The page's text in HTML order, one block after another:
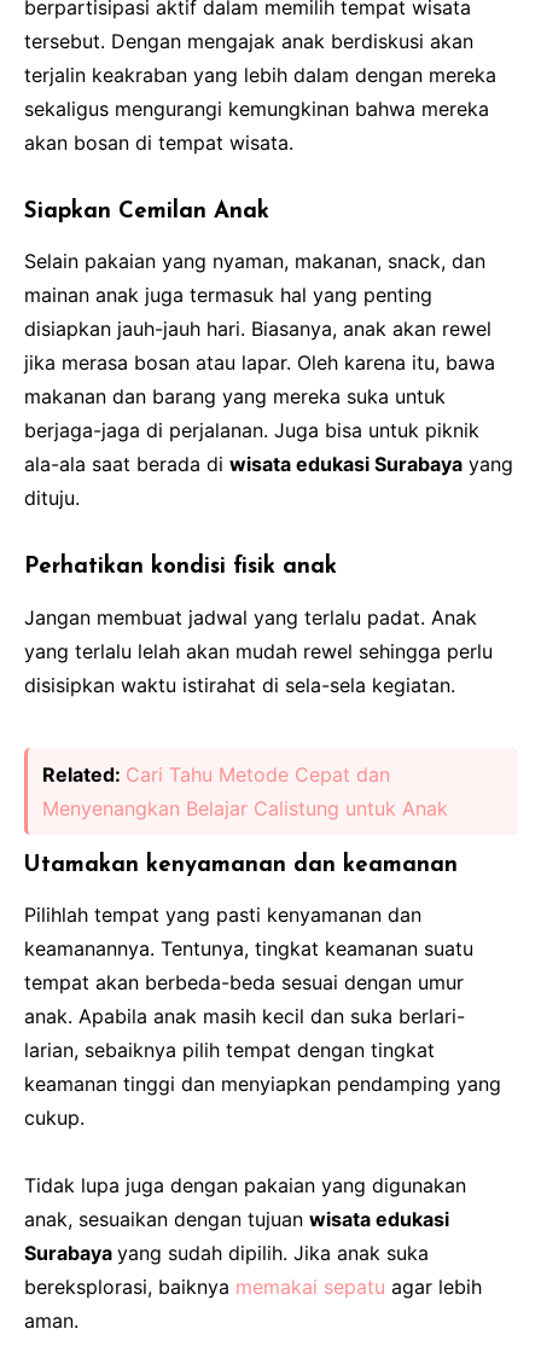
berpartisipasi aktif dalam memilih tempat wisata
tersebut. Dengan mengajak anak berdiskusi akan
terjalin keakraban yang lebih dalam dengan mereka
sekaligus mengurangi kemungkinan bahwa mereka
akan bosan di tempat wisata.
Siapkan Cemilan Anak
Selain pakaian yang nyaman, makanan, snack, dan
mainan anak juga termasuk hal yang penting
disiapkan jauh-jauh hari. Biasanya, anak akan rewel
jika merasa bosan atau lapar. Oleh karena itu, bawa
makanan dan barang yang mereka suka untuk
berjaga-jaga di perjalanan. Juga bisa untuk piknik
ala-ala saat berada di wisata edukasi Surabaya yang
dituju.
Perhatikan kondisi fisik anak
Jangan membuat jadwal yang terlalu padat. Anak
yang terlalu lelah akan mudah rewel sehingga perlu
disisipkan waktu istirahat di sela-sela kegiatan.
Related: Cari Tahu Metode Cepat dan
Menyenangkan Belajar Calistung untuk Anak
Utamakan kenyamanan dan keamanan
Pilihlah tempat yang pasti kenyamanan dan
keamanannya. Tentunya, tingkat keamanan suatu
tempat akan berbeda-beda sesuai dengan umur
anak. Apabila anak masih kecil dan suka berlari-
larian, sebaiknya pilih tempat dengan tingkat
keamanan tinggi dan menyiapkan pendamping yang
cukup.
Tidak lupa juga dengan pakaian yang digunakan
anak, sesuaikan dengan tujuan wisata edukasi
Surabaya yang sudah dipilih. Jika anak suka
bereksplorasi, baiknya memakai sepatu agar lebih
aman.